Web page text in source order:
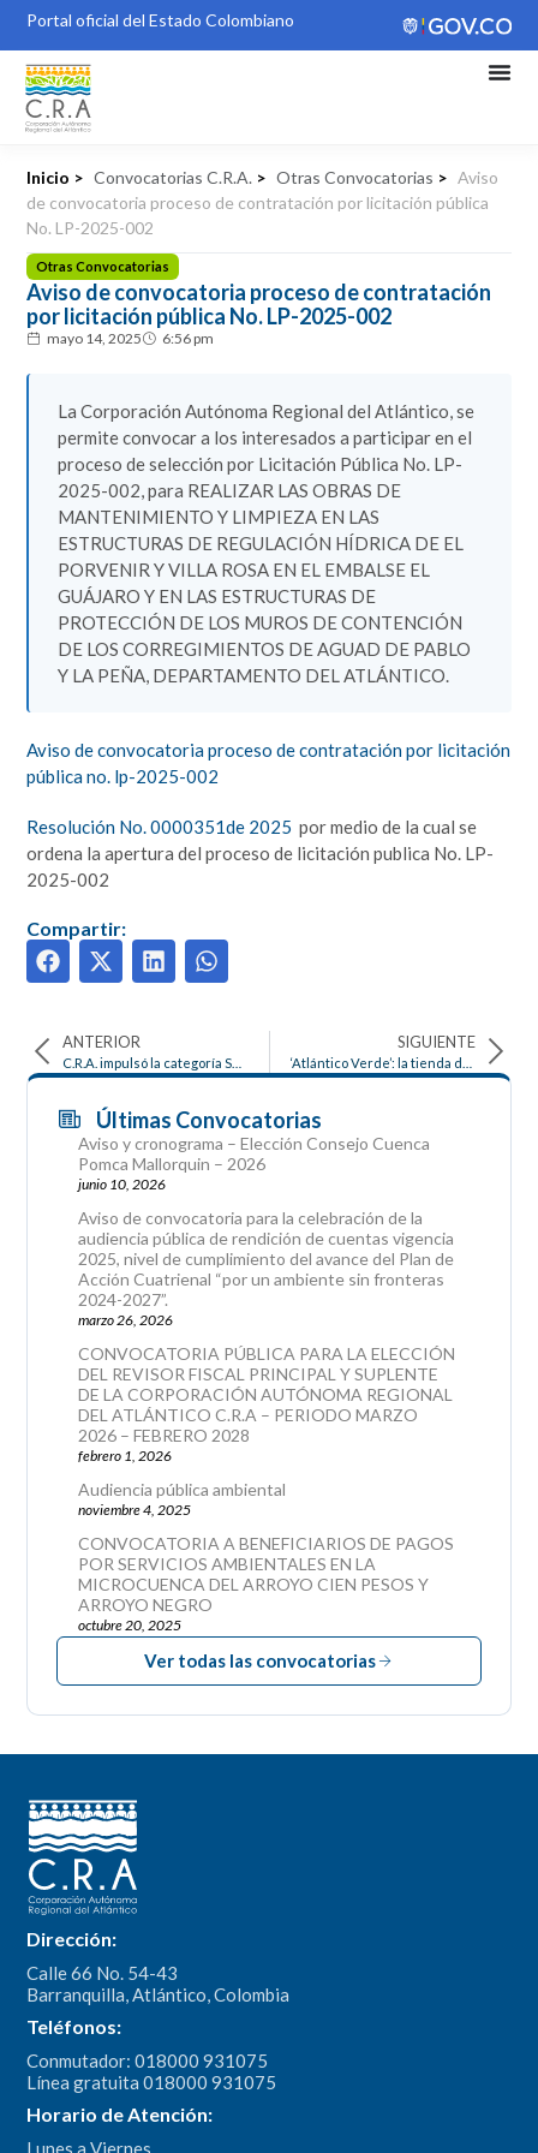
Portal oficial del Estado Colombiano
Inicio > Convocatorias C.R.A. > Otras Convocatorias > Aviso
de convocatoria proceso de contratación por licitación pública
No. LP-2025-002
Otras Convocatorias
Aviso de convocatoria proceso de contratación
por licitación pública No. LP-2025-002
mayo 14, 2025 6:56 pm
La Corporación Autónoma Regional del Atlántico, se
permite convocar a los interesados a participar en el
proceso de selección por Licitación Pública No. LP-
2025-002, para REALIZAR LAS OBRAS DE
MANTENIMIENTO Y LIMPIEZA EN LAS
ESTRUCTURAS DE REGULACIÓN HÍDRICA DE EL
PORVENIR Y VILLA ROSA EN EL EMBALSE EL
GUÁJARO Y EN LAS ESTRUCTURAS DE
PROTECCIÓN DE LOS MUROS DE CONTENCIÓN
DE LOS CORREGIMIENTOS DE AGUAD DE PABLO
Y LA PEÑA, DEPARTAMENTO DEL ATLÁNTICO.
Aviso de convocatoria proceso de contratación por licitación
pública no. lp-2025-002
Resolución No. 0000351de 2025 por medio de la cual se
ordena la apertura del proceso de licitación publica No. LP-
2025-002
Compartir:
ANTERIOR SIGUIENTE
Últimas Convocatorias
Aviso y cronograma – Elección Consejo Cuenca
Pomca Mallorquin – 2026
junio 10, 2026
Aviso de convocatoria para la celebración de la
audiencia pública de rendición de cuentas vigencia
2025, nivel de cumplimiento del avance del Plan de
Acción Cuatrienal “por un ambiente sin fronteras
2024-2027”.
marzo 26, 2026
CONVOCATORIA PÚBLICA PARA LA ELECCIÓN
DEL REVISOR FISCAL PRINCIPAL Y SUPLENTE
DE LA CORPORACIÓN AUTÓNOMA REGIONAL
DEL ATLÁNTICO C.R.A – PERIODO MARZO
2026 – FEBRERO 2028
febrero 1, 2026
Audiencia pública ambiental
noviembre 4, 2025
CONVOCATORIA A BENEFICIARIOS DE PAGOS
POR SERVICIOS AMBIENTALES EN LA
MICROCUENCA DEL ARROYO CIEN PESOS Y
ARROYO NEGRO
octubre 20, 2025
Ver todas las convocatorias
Dirección:
Calle 66 No. 54-43
Barranquilla, Atlántico, Colombia
Teléfonos:
Conmutador: 018000 931075
Línea gratuita 018000 931075
Horario de Atención:
Lunes a Viernes